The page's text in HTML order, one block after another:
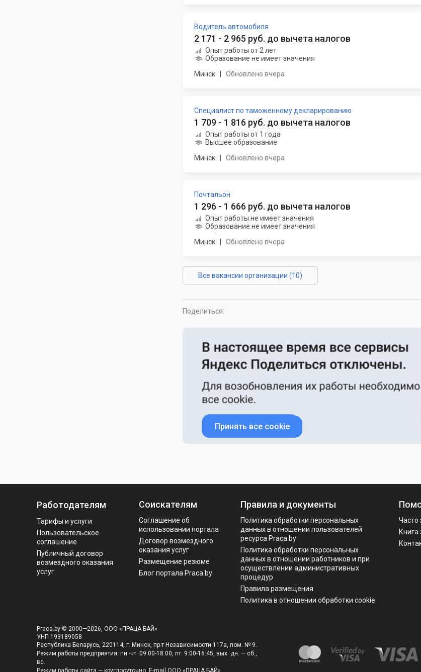
Водитель автомобиля
2 171 - 2 965 руб. до вычета налогов
Опыт работы от 2 лет
Образование не имеет значения
Минск
Обновлено вчера
Специалист по таможенному декларированию
1 709 - 1 816 руб. до вычета налогов
Опыт работы от 1 года
Высшее образование
Минск
Обновлено вчера
Почтальон
1 296 - 1 666 руб. до вычета налогов
Опыт работы не имеет значения
Образование не имеет значения
Минск
Обновлено вчера
Все вакансии организации (10)
Поделиться:
Принять все cookie
Работодателям
Тарифы и услуги
Пользовательское
соглашение
Публичный договор
возмездного оказания
услуг
Соискателям
Соглашение об
использовании портала
Договор возмездного
оказания услуг
Размещение резюме
Блог портала Praca.by
Правила и документы
Политика обработки персональных
данных в отношении пользователей
ресурса Praca.by
Политикa обработки персональных
данных в отношении работников и при
осуществлении административных
процедур
Правила размещения
Политика в отношении обработки cookie
Часто
Praca.by © 2000—2026, ООО «ПРАЦА БАЙ»
УНП 193189058
Республика Беларусь, 220114, г. Минск, пр-т Независимости 117а, пом. № 9.
Режим работы предприятия: пн.-чт. 09.00-18.00, пт. 9:00-16:45, вых. дн. — сб.,
вс.
Режим работы сайта — круглосуточно. E-mail ООО «ПРАЦА БАЙ»